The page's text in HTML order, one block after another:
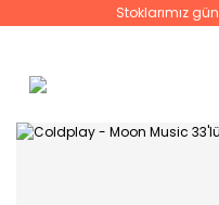
Stoklarımız